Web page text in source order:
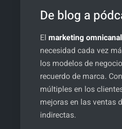
De blog a
Elmarketing omnicanal
necesidad cada vez
los modelos de
recuerdo de marca.
múltiples en los
mejoras en las ventas
indirectas.